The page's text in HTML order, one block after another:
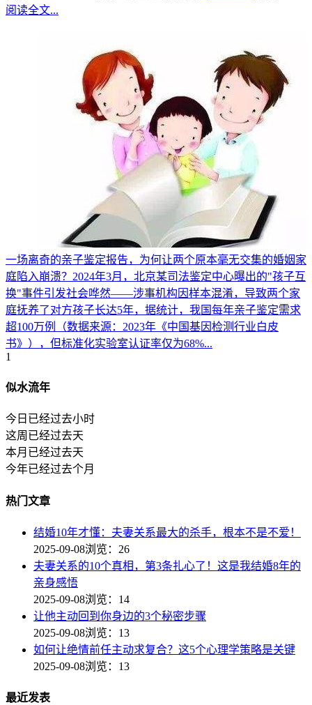
阅读全文...
一场离奇的亲子鉴定报告，为何让两个原本毫无交集的婚姻家
庭陷入崩溃？2024年3月，北京某司法鉴定中心曝出的"孩子互
换"事件引发社会哗然——涉事机构因样本混淆，导致两个家
庭抚养了对方孩子长达5年，据统计，我国每年亲子鉴定需求
超100万例（数据来源：2023年《中国基因检测行业白皮
书》），但标准化实验室认证率仅为68%...
1
似水流年
今日已经过去小时
这周已经过去天
本月已经过去天
今年已经过去个月
热门文章
结婚10年才懂：夫妻关系最大的杀手，根本不是不爱！
2025-09-08浏览：26
夫妻关系的10个真相，第3条扎心了！这是我结婚8年的
亲身感悟
2025-09-08浏览：14
让他主动回到你身边的3个秘密步骤
2025-09-08浏览：13
如何让绝情前任主动求复合？这5个心理学策略是关键
2025-09-08浏览：13
最近发表